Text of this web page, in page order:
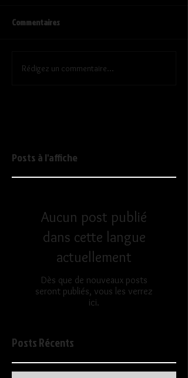
Commentaires
Rédigez un commentaire...
Posts à l'affiche
Aucun post publié
dans cette langue
actuellement
Dès que de nouveaux posts
seront publiés, vous les verrez
ici.
Posts Récents